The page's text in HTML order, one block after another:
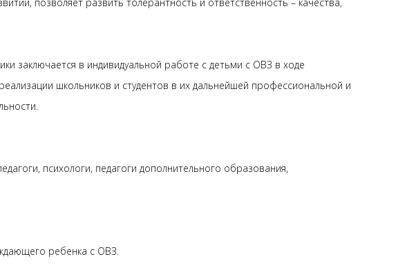
заключается в индивидуальной работе с детьми с ОВЗ в ходе
школьников и студентов в их дальнейшей профессиональной и
психологи, педагоги дополнительного образования,
ребенка с ОВЗ.